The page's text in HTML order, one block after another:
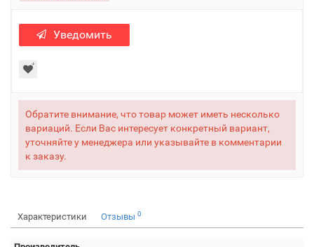
Уведомить
Обратите внимание, что товар может иметь несколько
вариаций. Если Вас интересует конкретный вариант,
уточняйте у менеджера или указывайте в комментарии
к заказу.
Характеристики Отзывы 0